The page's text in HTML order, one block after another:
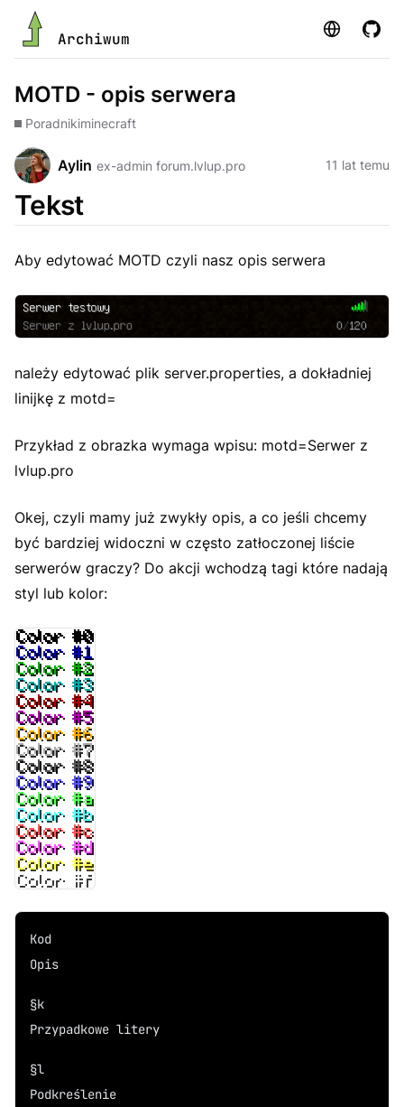
Archiwum Strona
MOTD - opis serwera
Poradnikiminecraft
Aylin ex-admin forum.lvlup.pro 11 lat temu
Tekst
Aby edytować MOTD czyli nasz opis serwera
należy edytować plik server.properties, a dokładniej
linijkę z motd=
Przykład z obrazka wymaga wpisu: motd=Serwer z
lvlup.pro
Okej, czyli mamy już zwykły opis, a co jeśli chcemy
być bardziej widoczni w często zatłoczonej liście
serwerów graczy? Do akcji wchodzą tagi które nadają
styl lub kolor:
Kod
Opis
§k
Przypadkowe litery
§l
Podkreślenie